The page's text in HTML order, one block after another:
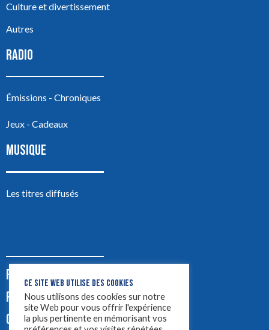
Culture et divertissement
Autres
RADIO
Émissions - Chroniques
Jeux - Cadeaux
MUSIQUE
Les titres diffusés
PODCASTS
PUB
CONTACT
CE SITE WEB UTILISE DES COOKIES
Nous utilisons des cookies sur notre
site Web pour vous offrir l'expérience
la plus pertinente en mémorisant vos